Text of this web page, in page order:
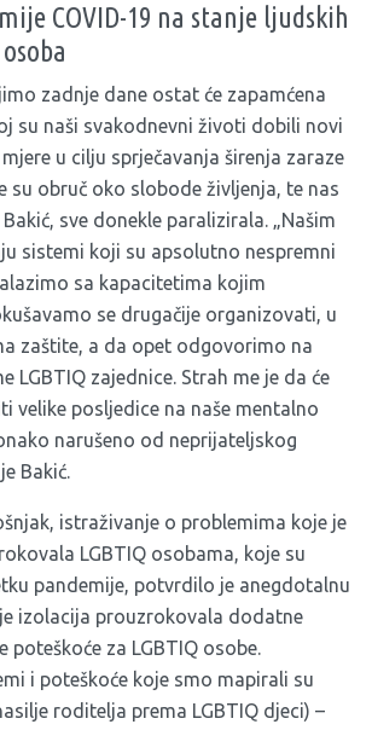
COVID-19 na stanje ljudskih
zadnje dane ostat će zapamćena
su naši svakodnevni životi dobili novi
u cilju sprječavanja širenja zaraze
su obruč oko slobode življenja, te nas
sve donekle paralizirala. „Našim
sistemi koji su apsolutno nespremni
sa kapacitetima kojim
se drugačije organizovati, u
zaštite, a da opet odgovorimo na
LGBTIQ zajednice. Strah me je da će
velike posljedice na naše mentalno
narušeno od neprijateljskog
Bakić.
istraživanje o problemima koje je
LGBTIQ osobama, koje su
pandemije, potvrdilo je anegdotalnu
izolacija prouzrokovala dodatne
poteškoće za LGBTIQ osobe.
i poteškoće koje smo mapirali su
roditelja prema LGBTIQ djeci) –